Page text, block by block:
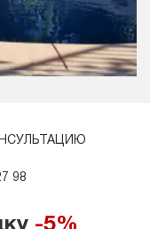
98